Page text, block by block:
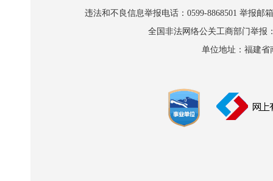
违法和不良信息举报电话：0599-8868501 举报邮
全国非法网络公关工商部门举报
单位地址：福建省